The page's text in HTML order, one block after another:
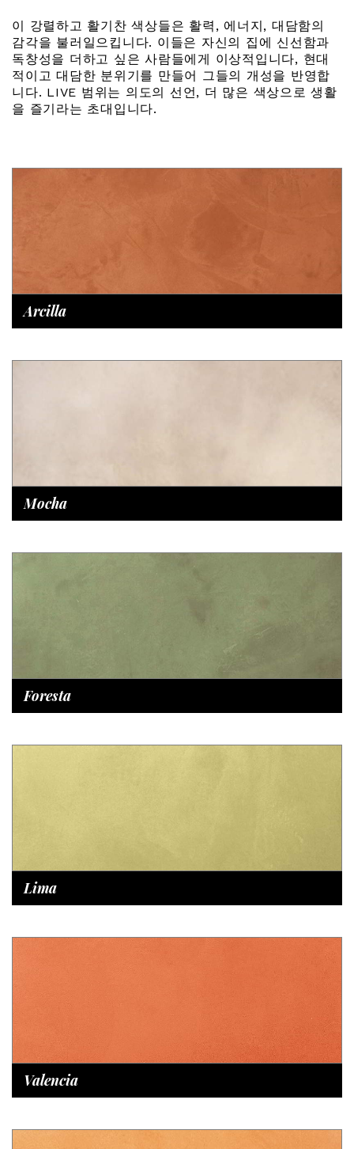
이 강렬하고 활기찬 색상들은 활력, 에너지, 대담함의
감각을 불러일으킵니다. 이들은 자신의 집에 신선함과
독창성을 더하고 싶은 사람들에게 이상적입니다, 현대
적이고 대담한 분위기를 만들어 그들의 개성을 반영합
니다. LIVE 범위는 의도의 선언, 더 많은 색상으로 생활
을 즐기라는 초대입니다.
Arcilla
Mocha
Foresta
Lima
Valencia